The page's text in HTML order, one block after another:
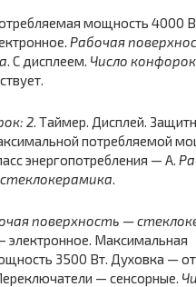
мощность 4000
Рабочая
. С дисплеем. Число
2. Таймер. Дисплей.
потребляемой
энергопотребления — A.
.
поверхность —
электронное. Максимальная
3500 Вт. Духовка —
— сенсорные.